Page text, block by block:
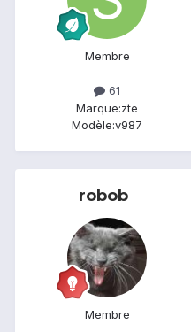
Membre
61
Marque:zte
Modèle:v987
robob
Membre